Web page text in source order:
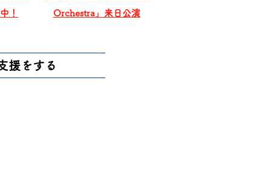
！
Orchestra」来日公演
援をする